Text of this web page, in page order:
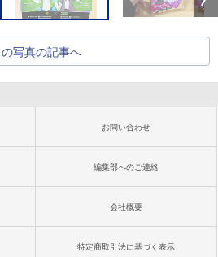
の写真の記事へ
お問い合わせ
編集部へのご連絡
会社概要
特定商取引法に基づく表示